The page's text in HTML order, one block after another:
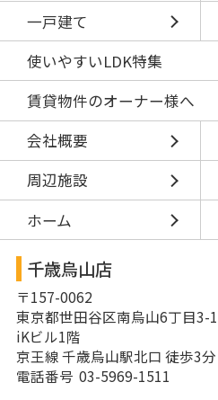
一戸建て
使いやすいLDK特集
賃貸物件のオーナー様へ
会社概要
周辺施設
ホーム
千歳烏山店
〒157-0062
東京都世田谷区南烏山6丁目3-
iKビル1階
京王線 千歳烏山駅北口 徒歩3分
電話番号 03-5969-1511